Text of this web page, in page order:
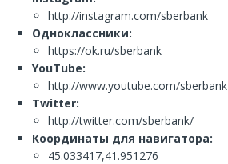
http://instagram.com/sberbank
Одноклассники:
https://ok.ru/sberbank
YouTube:
http://www.youtube.com/sberbank
Twitter:
http://twitter.com/sberbank/
Координаты для навигатора:
45.033417,41.951276